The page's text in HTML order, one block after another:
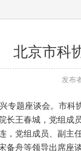
北京市科
发布
专题座谈会。市
长王春城，党组
，党组成员、副
备舟等领导出席座